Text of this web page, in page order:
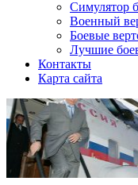
Симулятор
Военный
Боевые
Лучшие
Контакты
Карта сайта